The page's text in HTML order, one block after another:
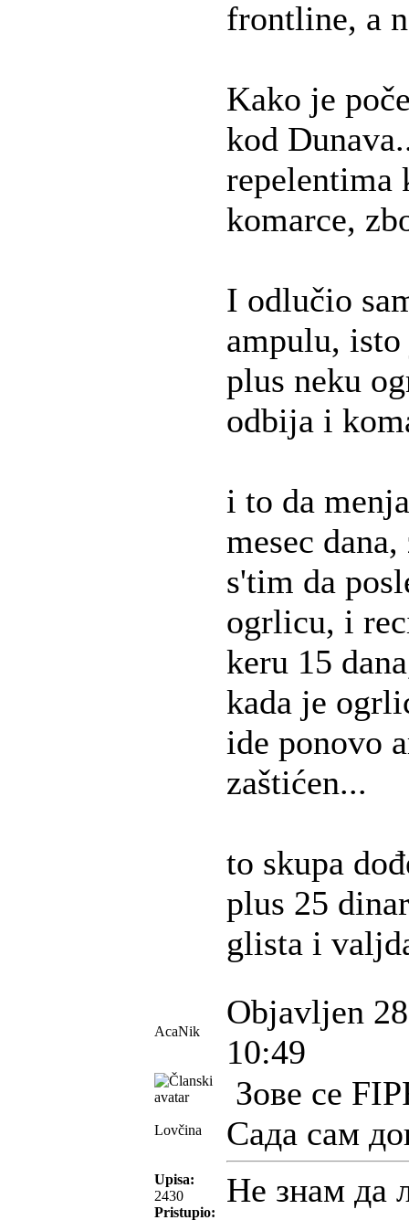
frontline, a
Kako je
kod
repelentima
komarce,
I odlučio
ampulu, isto
plus neku
odbija i
i to da
mesec
s'tim da
ogrlicu, i
keru 15
kada je
ide ponovo
zaštićen...
to skupa
plus 25
glista i
AcaNik
Objavljen
10:49
Lovčina
Upisa:
2430
Pristupio:
Зове се
Сада сам
Не знам да